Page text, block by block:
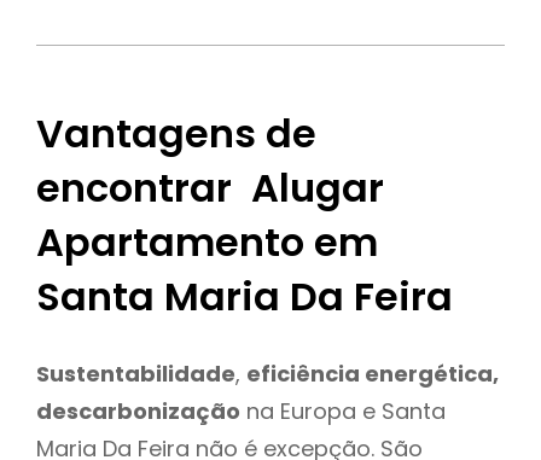
Vantagens de
encontrar Alugar
Apartamento em
Santa Maria Da Feira
Sustentabilidade, eficiência energética,
descarbonização na Europa e Santa
Maria Da Feira não é excepção. São